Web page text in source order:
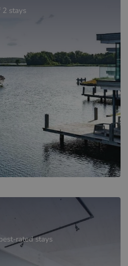
2 stays
rated stays